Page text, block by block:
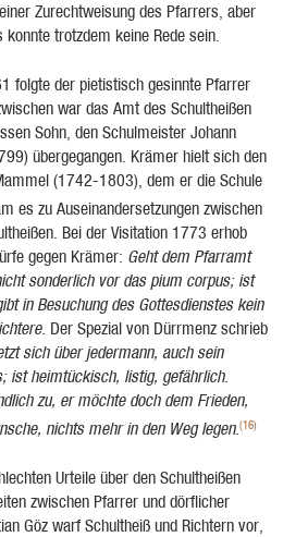
Zurechtweisung des Pfarrers, aber
trotzdem keine Rede sein.
folgte der pieti­stisch gesinnte Pfarrer
war das Amt des Schultheißen
Sohn, den Schulmeister Johann
übergegangen. Krämer hielt sich den
(1742-1803), dem er die Schule
es zu Auseinandersetzungen zwi­schen
Bei der Visi­tation 1773 erhob
gegen Krämer: Geht dem Pfarr­amt
sonderlich vor das pium corpus; ist
in Be­suchung des Gottesdienstes kein
Der Spezial von Dürrmenz schrieb
sich über jedermann, auch sein
ist heimtückisch, listig, gefähr­lich.
zu, er möchte doch dem Frieden,
nichts mehr in den Weg legen.(16)
Urteile über den Schultheißen
zwischen Pfarrer und dörflicher
Göz warf Schultheiß und Richtern vor,